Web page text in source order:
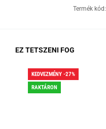
Termék kód:
EZ TETSZENI FOG
KEDVEZMÉNY -27%
RAKTÁRON